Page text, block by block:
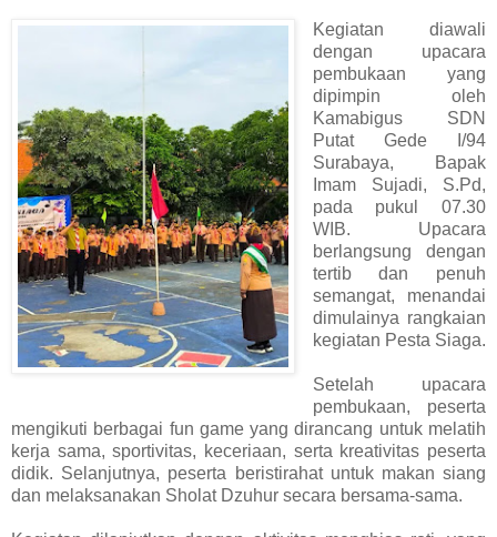
Kegiatan diawali
dengan upacara
pembukaan yang
dipimpin oleh
Kamabigus SDN
Putat Gede I/94
Surabaya, Bapak
Imam Sujadi, S.Pd,
pada pukul 07.30
WIB. Upacara
berlangsung dengan
tertib dan penuh
semangat, menandai
dimulainya rangkaian
kegiatan Pesta Siaga.
Setelah upacara
pembukaan, peserta
mengikuti berbagai fun game yang dirancang untuk melatih
kerja sama, sportivitas, keceriaan, serta kreativitas peserta
didik. Selanjutnya, peserta beristirahat untuk makan siang
dan melaksanakan Sholat Dzuhur secara bersama-sama.